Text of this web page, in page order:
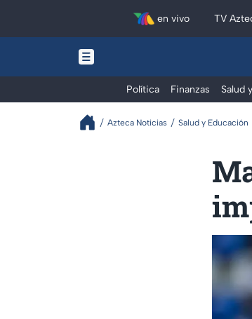
en vivo TV
Política Finanzas Salud
Azteca Noticias Salud y Educación